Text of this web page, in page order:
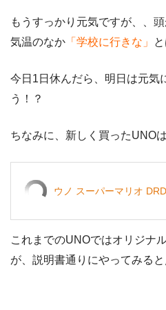
もうすっかり元気ですが、、
気温のなか 「学校に行きな」
今日1日休んだら、明日は元気
う！？
ちなみに、新しく買ったUNO
ウノ スーパーマリオ
これまでのUNOではオリジナ
が、説明書通りにやってみると